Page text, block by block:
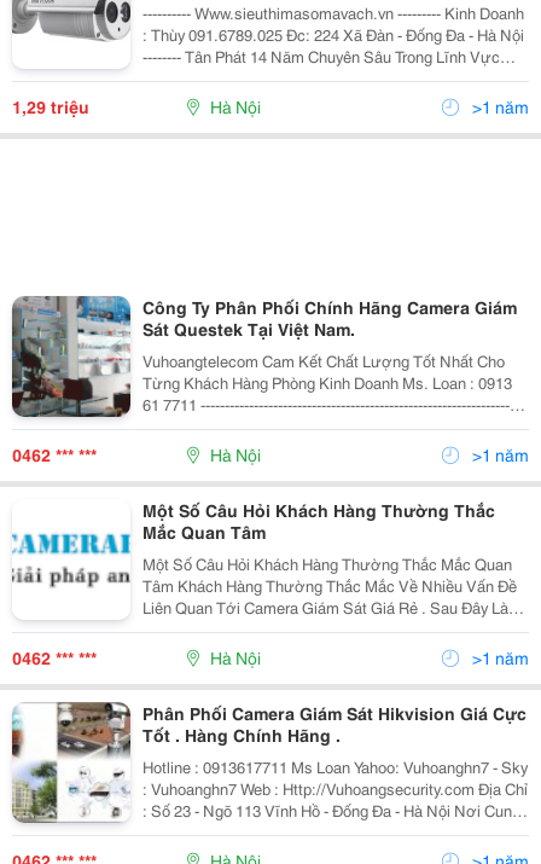
---------- Www.sieuthimasomavach.vn --------- Kinh Doanh
: Thùy 091.6789.025 Đc: 224 Xã Đàn - Đống Đa - Hà Nội
-------- Tân Phát 14 Năm Chuyên Sâu Trong Lĩnh Vực
Máy Văn Phòng, Công Nghệ Mã Số Mã Vạch Luôn Mang
Lại Cho Khách Hàng Bằng Giá Tr
1,29 triệu Hà Nội >1 năm
Công Ty Phân Phối Chính Hãng Camera Giám
Sát Questek Tại Việt Nam.
Vuhoangtelecom Cam Kết Chất Lượng Tốt Nhất Cho
Từng Khách Hàng Phòng Kinh Doanh Ms. Loan : 0913
61 7711 --------------------------------------------------------------------
-- Công Ty Cổ Phần Vũ Hoàng Telecom Nhà Phân Phố
0462 *** *** Hà Nội >1 năm
Một Số Câu Hỏi Khách Hàng Thường Thắc
Mắc Quan Tâm
Một Số Câu Hỏi Khách Hàng Thường Thắc Mắc Quan
Tâm Khách Hàng Thường Thắc Mắc Về Nhiều Vấn Đề
Liên Quan Tới Camera Giám Sát Giá Rẻ . Sau Đây Là
Một Số Những Thắc Mắc Trả Lời Cho Khách Hàng Đang
Băn Khoăn Về Việc Nên Hay Không Thử Dùng Sản
Phẩm An
0462 *** *** Hà Nội >1 năm
Phân Phối Camera Giám Sát Hikvision Giá Cực
Tốt . Hàng Chính Hãng .
Hotline : 0913617711 Ms Loan Yahoo: Vuhoanghn7 - Sky
: Vuhoanghn7 Web : Http://Vuhoangsecurity.com Địa Chỉ
: Số 23 - Ngõ 113 Vĩnh Hồ - Đống Đa - Hà Nội Nơi Cung
Cấp Thiết Bị An Ninh, Giám Sát Uy Tín Số 1 Việt Nam